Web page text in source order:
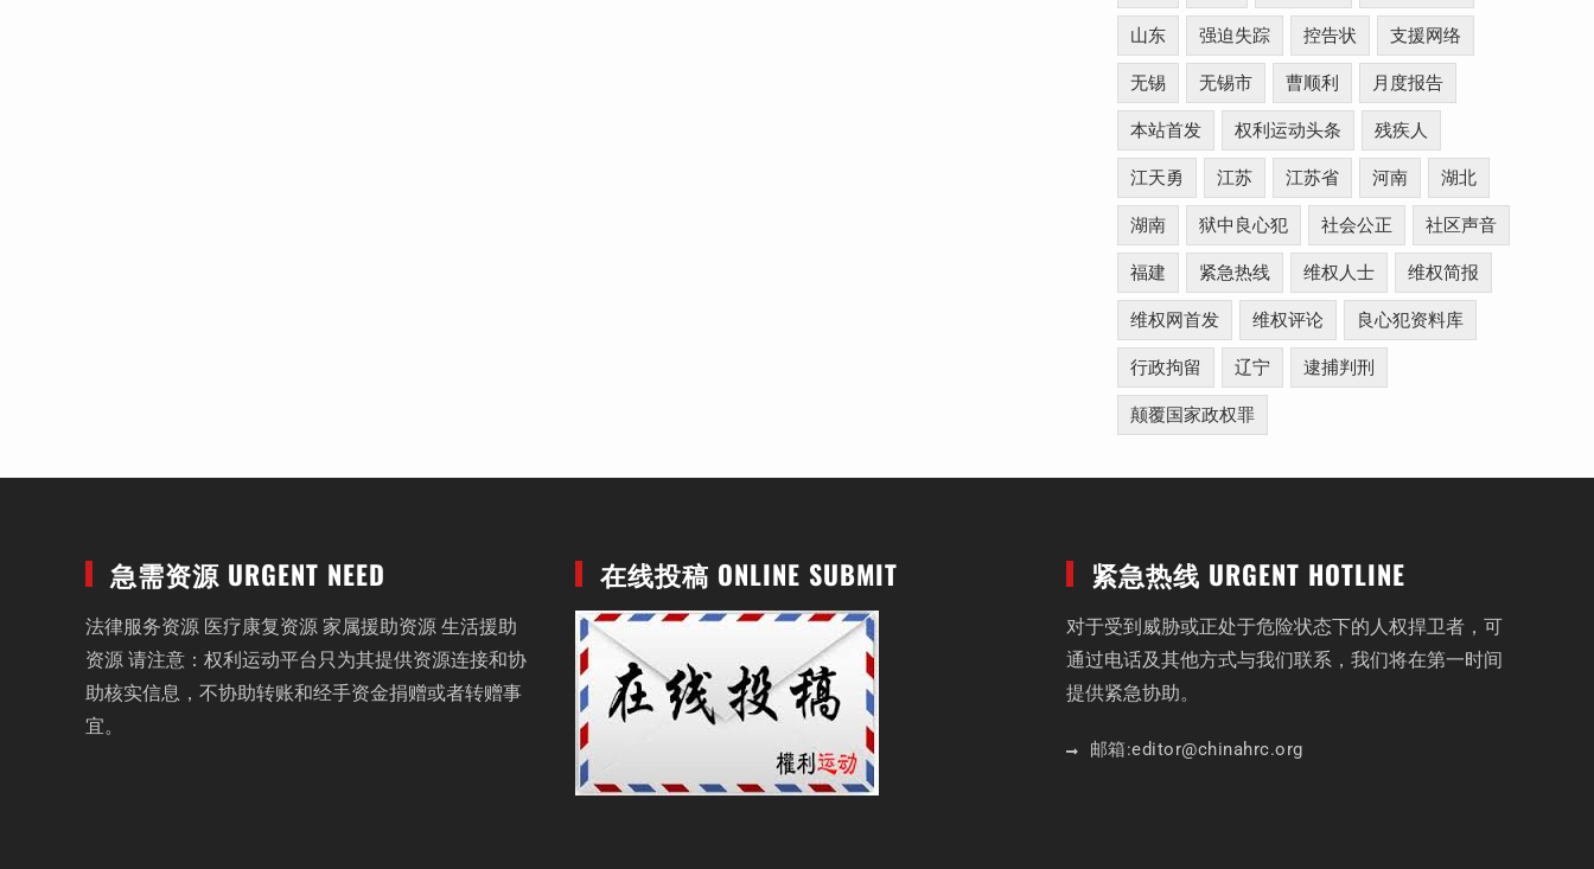
山东 强迫失踪 控告状 支援网络
无锡 无锡市 曹顺利 月度报告
本站首发 权利运动头条 残疾人
江天勇 江苏 江苏省 河南 湖北
湖南 狱中良心犯 社会公正 社区声音
福建 紧急热线 维权人士 维权简报
维权网首发 维权评论 良心犯资料库
行政拘留 辽宁 逮捕判刑
颠覆国家政权罪
急需资源 URGENT NEED
法律服务资源 医疗康复资源 家属援助资源 生活援助
资源 请注意：权利运动平台只为其提供资源连接和协
助核实信息，不协助转账和经手资金捐赠或者转赠事
宜。
在线投稿 ONLINE SUBMIT 紧急热线 URGENT HOTLINE
对于受到威胁或正处于危险状态下的人权捍卫者，可
通过电话及其他方式与我们联系，我们将在第一时间
提供紧急协助。
邮箱:editor@chinahrc.org